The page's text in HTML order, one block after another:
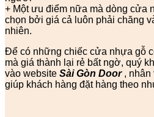
+ Một ưu điểm nữa mà dòng cửa
chọn bởi giá cả luôn phải chăng
nhiên.
Để có những chiếc cửa nhựa gỗ
mà giá thành lại rẻ bất ngờ, quý
vào website Sài Gòn Door, nhân
giúp khách hàng đặt hàng theo